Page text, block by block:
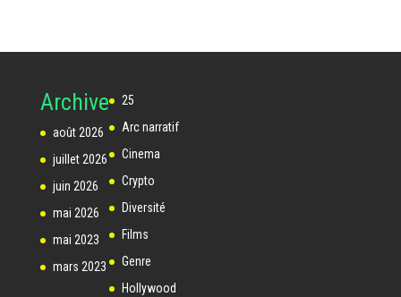
Archive
août 2026
juillet 2026
juin 2026
mai 2026
mai 2023
mars 2023
25
Arc narratif
Cinema
Crypto
Diversité
Films
Genre
Hollywood